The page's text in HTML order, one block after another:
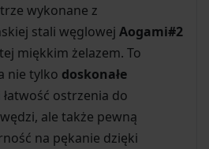
wykonane z
stali węglowej Aogami#2
miękkim żelazem. To
nie tylko doskonałe
łatwość ostrzenia do
ale także pewną
na pękanie dzięki